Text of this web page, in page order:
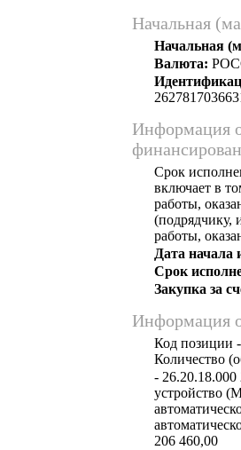
Начальная
Начальная
Валюта:
Информация
Срок
включает в
работы,
(подрядчику,
работы,
Дата начала
Срок
Закупка за
Информация
Код позиции
Количество
-
устройство
206 460,00